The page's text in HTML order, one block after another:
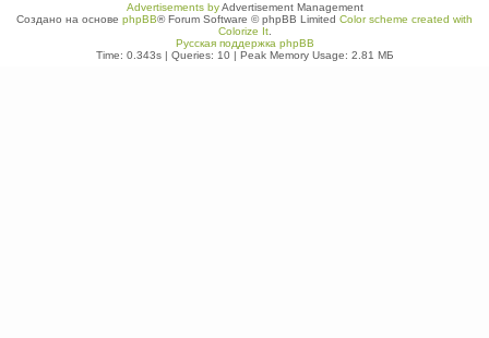
Advertisements byAdvertisement Management
Создано на основе phpBB® Forum Software © phpBB Limited Color scheme created with
Colorize It.
Русская поддержка phpBB
Time: 0.343s| Queries: 10| Peak Memory Usage: 2.81 МБ